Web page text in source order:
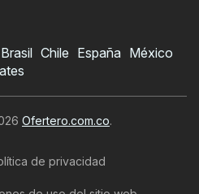
Brasil Chile España México
Ofertero.com.co.
de privacidad